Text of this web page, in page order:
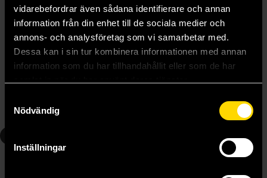
vidarebefordrar även sådana identifierare och annan
information från din enhet till de sociala medier och
annons- och analysföretag som vi samarbetar med.
Dessa kan i sin tur kombinera informationen med annan
information som du har tillhandahållit eller som de har
Nödvändig
Inställningar
Unravel Me
Tahereh Mafi
Beställ
Ignite Me
Tahereh Mafi